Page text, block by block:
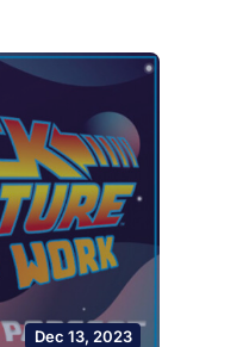
Dec 13, 2023